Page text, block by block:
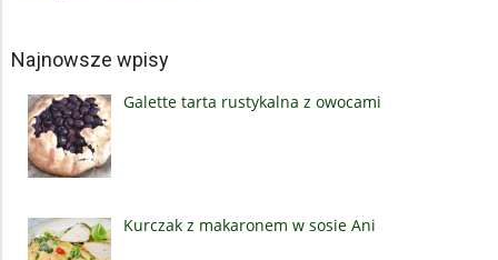
Najnowsze wpisy
Galette tarta rustykalna z owocami
Kurczak z makaronem w sosie Ani